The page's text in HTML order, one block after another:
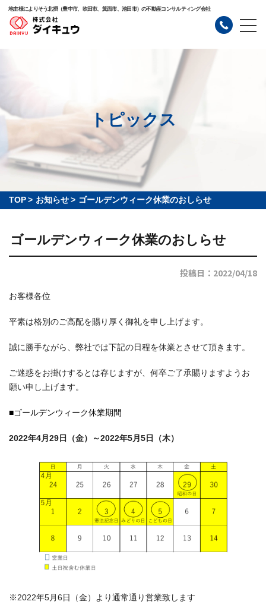
地主様によりそう北摂（豊中市、吹田市、箕面市、池田市）の不動産コンサルティング会社
トピックス
TOP> お知らせ> ゴールデンウィーク休業のおしらせ
ゴールデンウィーク休業のおしらせ
投稿日：2022/04/18
お客様各位
平素は格別のご高配を賜り厚く御礼を申し上げます。
誠に勝手ながら、弊社では下記の日程を休業とさせて頂きます。
ご迷惑をお掛けするとは存じますが、何卒ご了承賜りますようお
願い申し上げます。
■ゴールデンウィーク休業期間
2022年4月29日（金）～2022年5月5日（木）
※2022年5月6日（金）より通常通り営業致します